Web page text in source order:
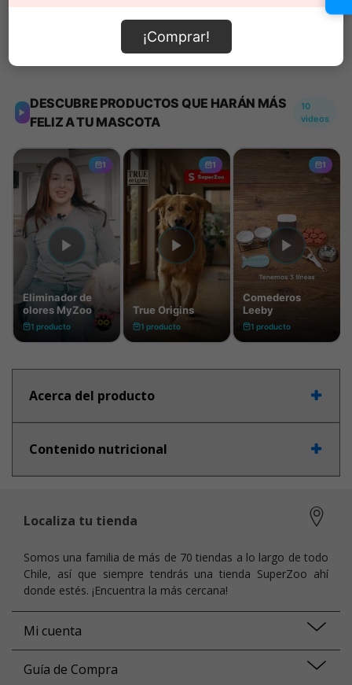
Información de envío
Acerca del producto
Contenido nutricional
¡Comprar!
Localiza tu tienda
Somos una familia de más de 70 tiendas a lo largo de todo
Chile, así que siempre tendrás una tienda SuperZoo ahí
donde estés. ¡Encuentra la más cercana!
Mi cuenta
Guía de Compra